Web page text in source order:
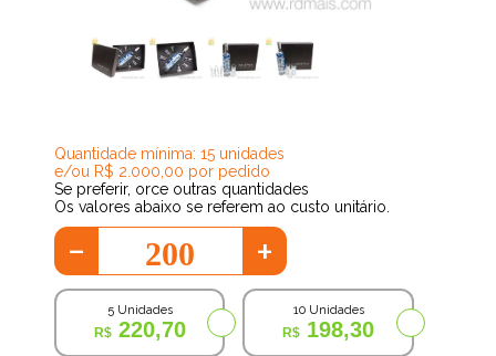
Quantidade mínima: 15 unidades
e/ou R$ 2.000,00 por pedido
Se preferir, orce outras quantidades
Os valores abaixo se referem ao custo unitário.
- +
5 Unidades
220,70
10 Unidades
198,30